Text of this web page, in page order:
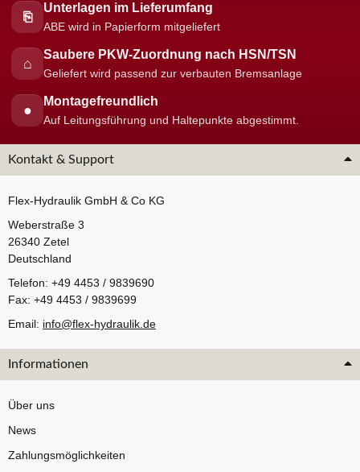
⎘
Unterlagen im Lieferumfang
ABE wird in Papierform mitgeliefert
⌂
Saubere PKW-Zuordnung nach HSN/TSN
Geliefert wird passend zur verbauten Bremsanlage
●
Montagefreundlich
Auf Leitungsführung und Haltepunkte abgestimmt.
Kontakt & Support
Flex-Hydraulik GmbH & Co KG
Weberstraße 3
26340 Zetel
Deutschland
Telefon: +49 4453 / 9839690
Fax: +49 4453 / 9839699
Email: info@flex-hydraulik.de
Informationen
Über uns
News
Zahlungsmöglichkeiten